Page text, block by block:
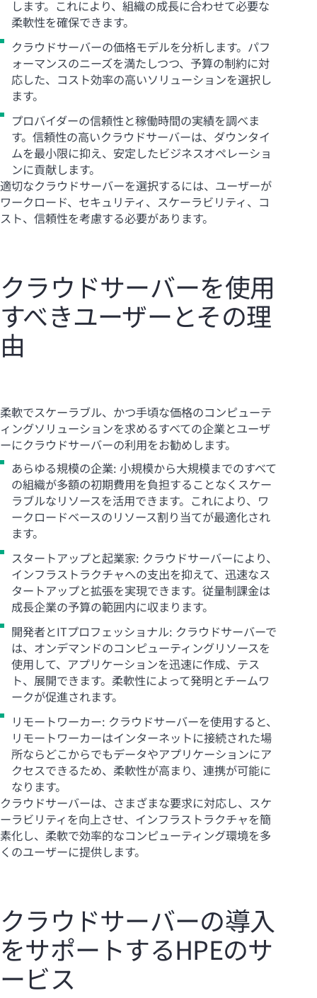
します。これにより、組織の成長に合わせて必要な
柔軟性を確保できます。
クラウドサーバーの価格モデルを分析します。パフ
ォーマンスのニーズを満たしつつ、予算の制約に対
応した、コスト効率の高いソリューションを選択し
ます。
プロバイダーの信頼性と稼働時間の実績を調べま
す。信頼性の高いクラウドサーバーは、ダウンタイ
ムを最小限に抑え、安定したビジネスオペレーショ
ンに貢献します。
適切なクラウドサーバーを選択するには、ユーザーが
ワークロード、セキュリティ、スケーラビリティ、コ
スト、信頼性を考慮する必要があります。
クラウドサーバーを使用
すべきユーザーとその理
由
柔軟でスケーラブル、かつ手頃な価格のコンピューテ
ィングソリューションを求めるすべての企業とユーザ
ーにクラウドサーバーの利用をお勧めします。
あらゆる規模の企業: 小規模から大規模までのすべて
の組織が多額の初期費用を負担することなくスケー
ラブルなリソースを活用できます。これにより、ワ
ークロードベースのリソース割り当てが最適化され
ます。
スタートアップと起業家: クラウドサーバーにより、
インフラストラクチャへの支出を抑えて、迅速なス
タートアップと拡張を実現できます。従量制課金は
成長企業の予算の範囲内に収まります。
開発者とITプロフェッショナル: クラウドサーバーで
は、オンデマンドのコンピューティングリソースを
使用して、アプリケーションを迅速に作成、テス
ト、展開できます。柔軟性によって発明とチームワ
ークが促進されます。
リモートワーカー: クラウドサーバーを使用すると、
リモートワーカーはインターネットに接続された場
所ならどこからでもデータやアプリケーションにア
クセスできるため、柔軟性が高まり、連携が可能に
なります。
クラウドサーバーは、さまざまな要求に対応し、スケ
ーラビリティを向上させ、インフラストラクチャを簡
素化し、柔軟で効率的なコンピューティング環境を多
くのユーザーに提供します。
クラウドサーバーの導入
をサポートするHPEのサ
ービス